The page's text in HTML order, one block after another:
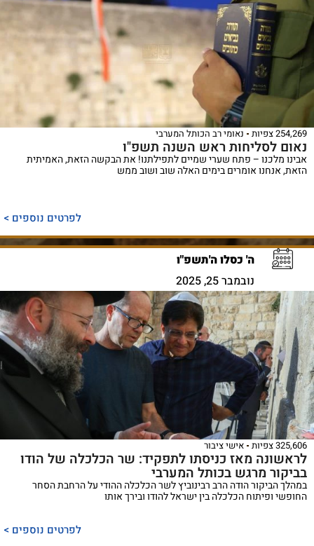
254,269 צפיות נאומי רב הכותל המערבי
נאום לסליחות ראש השנה תשפ"ו
אבינו מלכנו – פתח שערי שמיים לתפילתנו! את הבקשה הזאת, האמיתית
הזאת, אנחנו אומרים בימים האלה שוב ושוב ממש
לפרטים נוספים >
ה' כסלו ה'תשפ"ו
נובמבר 25, 2025
325,606 צפיות אישי ציבור
לראשונה מאז כניסתו לתפקיד: שר הכלכלה של הודו
בביקור מרגש בכותל המערבי
במהלך הביקור הודה הרב רבינוביץ לשר הכלכלה ההודי על הרחבת הסחר
החופשי ופיתוח הכלכלה בין ישראל להודו ובירך אותו
לפרטים נוספים >